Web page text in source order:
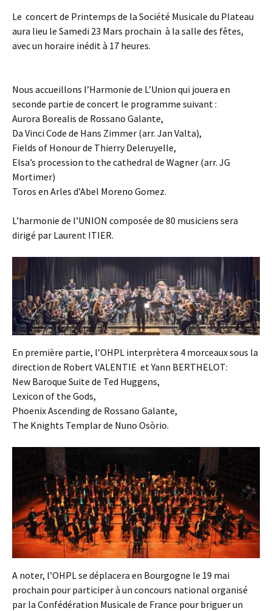
Le concert de Printemps de la Société Musicale du Plateau
aura lieu le Samedi 23 Mars prochain à la salle des fêtes,
avec un horaire inédit à 17 heures.
Nous accueillons l’Harmonie de L’Union qui jouera en
seconde partie de concert le programme suivant :
Aurora Borealis de Rossano Galante,
Da Vinci Code de Hans Zimmer (arr. Jan Valta),
Fields of Honour de Thierry Deleruyelle,
Elsa’s procession to the cathedral de Wagner (arr. JG
Mortimer)
Toros en Arles d’Abel Moreno Gomez.
L’harmonie de l’UNION composée de 80 musiciens sera
dirigé par Laurent ITIER.
En première partie, l’OHPL interprètera 4 morceaux sous la
direction de Robert VALENTIE et Yann BERTHELOT:
New Baroque Suite de Ted Huggens,
Lexicon of the Gods,
Phoenix Ascending de Rossano Galante,
The Knights Templar de Nuno Osòrio.
A noter, l’OHPL se déplacera en Bourgogne le 19 mai
prochain pour participer à un concours national organisé
par la Confédération Musicale de France pour briguer un